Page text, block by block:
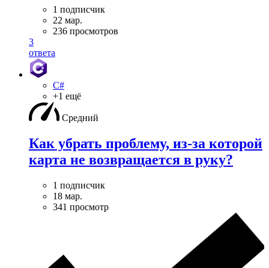
1 подписчик
22 мар.
236 просмотров
3
ответа
C#
+1 ещё
Средний
Как убрать проблему, из-за которой
карта не возвращается в руку?
1 подписчик
18 мар.
341 просмотр